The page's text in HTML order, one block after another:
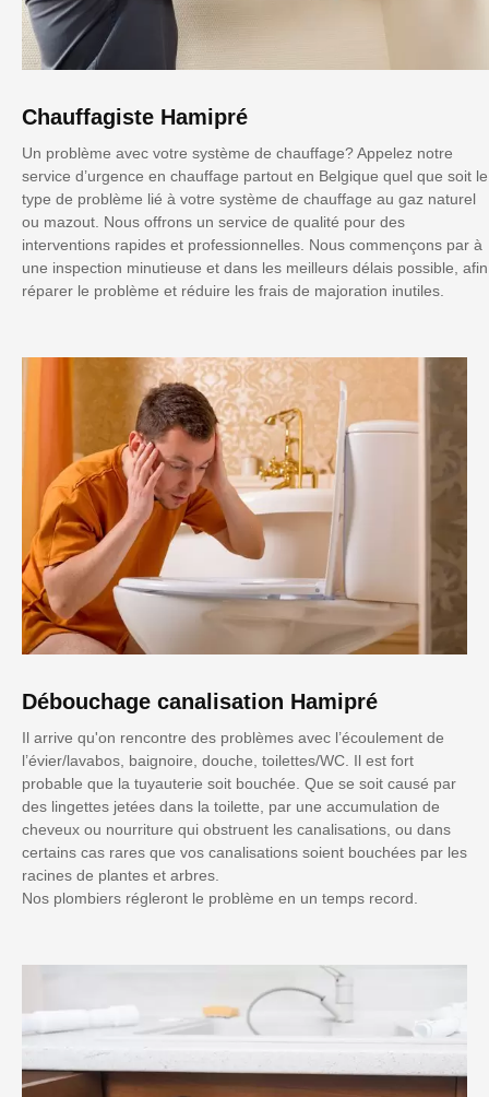
Chauffagiste Hamipré
Un problème avec votre système de chauffage? Appelez notre
service d’urgence en chauffage partout en Belgique quel que soit le
type de problème lié à votre système de chauffage au gaz naturel
ou mazout. Nous offrons un service de qualité pour des
interventions rapides et professionnelles. Nous commençons par à
une inspection minutieuse et dans les meilleurs délais possible, afin
réparer le problème et réduire les frais de majoration inutiles.
Débouchage canalisation Hamipré
Il arrive qu'on rencontre des problèmes avec l’écoulement de
l’évier/lavabos, baignoire, douche, toilettes/WC. Il est fort
probable que la tuyauterie soit bouchée. Que se soit causé par
des lingettes jetées dans la toilette, par une accumulation de
cheveux ou nourriture qui obstruent les canalisations, ou dans
certains cas rares que vos canalisations soient bouchées par les
racines de plantes et arbres.
Nos plombiers régleront le problème en un temps record.